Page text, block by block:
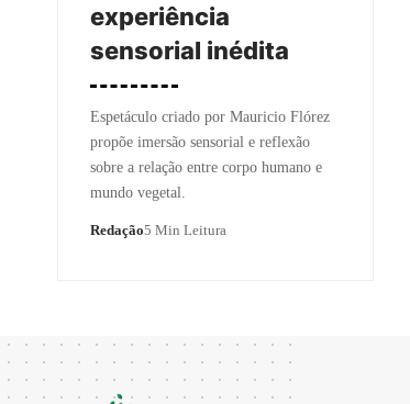
experiência
sensorial inédita
Espetáculo criado por Mauricio Flórez
propõe imersão sensorial e reflexão
sobre a relação entre corpo humano e
mundo vegetal.
Redação5 Min Leitura